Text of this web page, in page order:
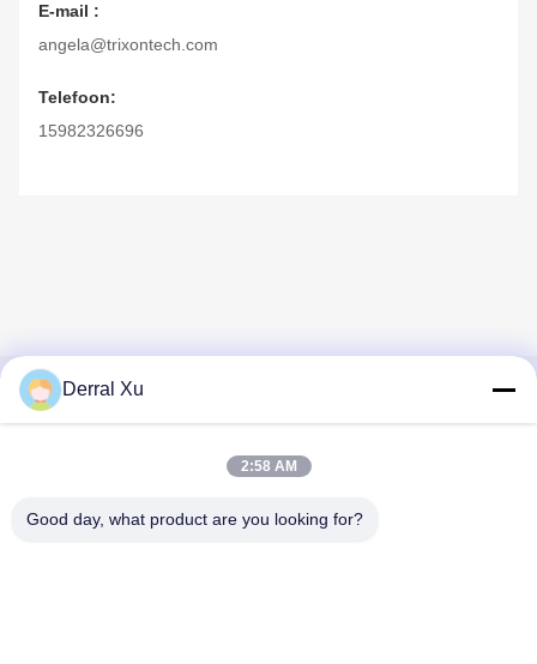
E-mail :
angela@trixontech.com
Telefoon:
15982326696
Snel contact
Tianfu New Area, Chengdu Sichuan Provincie, 610213,
Derral Xu
2:58 AM
Good day, what product are you looking for?